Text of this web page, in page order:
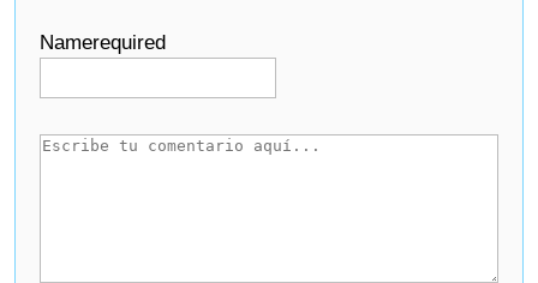
Namerequired